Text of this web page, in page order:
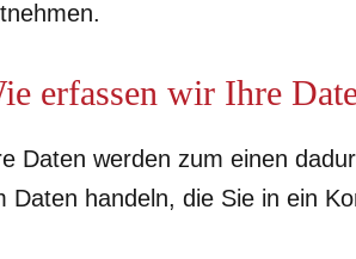
erfassen wir Ihre
Daten werden zum einen
Daten handeln, die Sie in ein